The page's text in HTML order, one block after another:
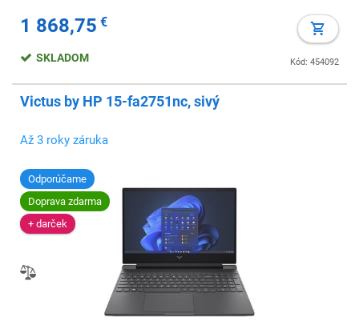
1 868,75 €
Kód: 454092
SKLADOM
Victus by HP 15-fa2751nc, sivý
Až 3 roky záruka
Odporúčame
Doprava zdarma
+ darček